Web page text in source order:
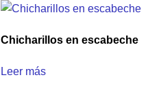
Chicharillos en escabeche
Leer más